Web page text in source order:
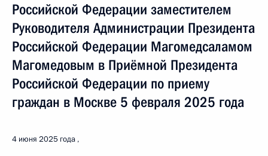
Российской Федерации заместителем
Руководителя Администрации Президента
Российской Федерации Магомедсаламом
Магомедовым в Приёмной Президента
Российской Федерации по приему
граждан в Москве 5 февраля 2025 года
4 июня 2025 года